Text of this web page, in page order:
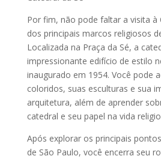
Por fim, não pode faltar a visita à
dos principais marcos religiosos
Localizada na Praça da Sé, a
impressionante edifício de estilo
inaugurado em 1954. Você pode
coloridos, suas esculturas e sua
arquitetura, além de aprender
catedral e seu papel na vida
Após explorar os principais
de São Paulo, você encerra seu